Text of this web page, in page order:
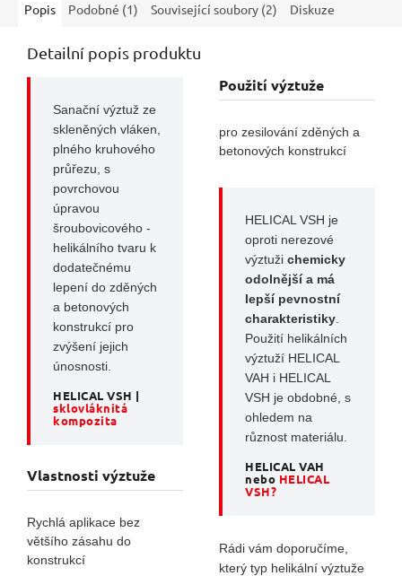
Popis Podobné (1) Související soubory (2) Diskuze
Detailní popis produktu
Sanační výztuž ze
skleněných vláken,
plného kruhového
průřezu, s
povrchovou
úpravou
šroubovicového -
helikálního tvaru k
dodatečnému
lepení do zděných
a betonových
konstrukcí pro
zvýšení jejich
únosnosti.
HELICAL VSH |
sklovláknitá
kompozita
Vlastnosti výztuže
Rychlá aplikace bez
většího zásahu do
konstrukcí
Použití výztuže
pro zesilování zděných a
betonových konstrukcí
HELICAL VSH je
oproti nerezové
výztuži chemicky
odolnější a má
lepší pevnostní
charakteristiky
Použití helikálních
výztuží HELICAL
VAH i HELICAL
VSH je obdobné, s
ohledem na
různost materiálu.
HELICAL VAH
nebo HELICAL
VSH?
Rádi vám doporučíme,
který typ helikální výztuže